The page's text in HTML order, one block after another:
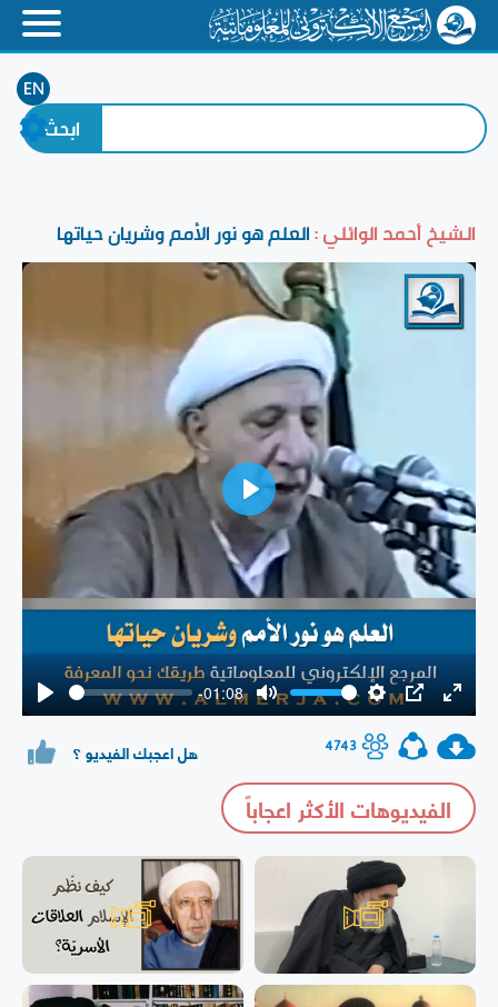
EN
الشيخ أحمد الوائلي :العلم هو نور الأمم وشريان حياتها
Play
-01:08
Mute
Settings
PIP Enter
Play
4743 هل اعجبك الفيديو ؟
الفيديوهات الأكثر اعجاباً